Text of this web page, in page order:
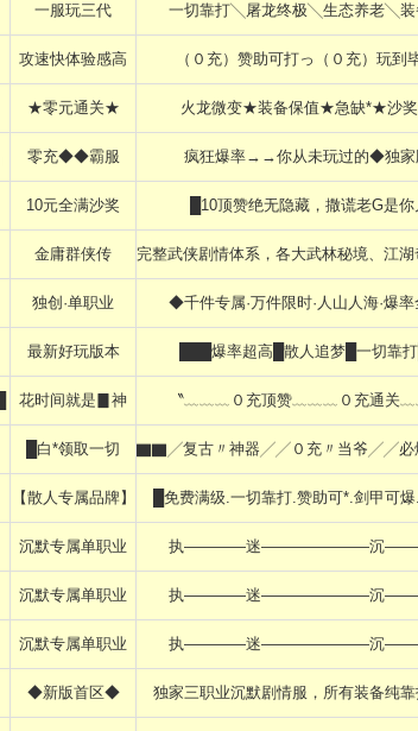
一服玩三代 一切靠打╲屠龙终极╲生态养老╲装
攻速快体验感高 （０充）赞助可打っ（０充）玩到
★零元通关★ 火龙微变★装备保值★急缺*★沙
零充◆◆霸服 疯狂爆率→→你从未玩过的◆独
10元全满沙奖 █10顶赞绝无隐藏，撒谎老G是你
金庸群侠传
独创·单职业 ◆千件专属·万件限时·人山人海·爆
最新好玩版本 ███爆率超高█散人追梦█一切靠
花时间就是▊神 〝﹏﹏﹏０充顶赞﹏﹏﹏０充通关
█白*领取一切
【散人专属品牌】 █免费满级.一切靠打.赞助可*.剑甲可爆
沉默专属单职业 执————迷———————沉
沉默专属单职业 执————迷———————沉
沉默专属单职业 执————迷———————沉
◆新版首区◆ 独家三职业沉默剧情服，所有装备纯靠